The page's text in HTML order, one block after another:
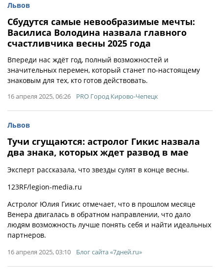
Львов
Сбудутся самые невообразимые мечты:
Василиса Володина назвала главного
счастливчика весны 2025 года
Впереди нас ждёт год, полный возможностей и
значительных перемен, который станет по-настоящему
знаковым для тех, кто готов действовать.
16 апреля 2025, 06:26 PRO Город Кирово-Чепецк
Львов
Тучи сгущаются: астролог Гикис назвала
два знака, которых ждет развод в мае
Эксперт рассказала, что звезды сулят в конце весны.
123RF/legion-media.ru
Астролог Юлия Гикис отмечает, что в прошлом месяце
Венера двигалась в обратном направлении, что дало
людям возможность лучше понять себя и найти идеальных
партнеров.
16 апреля 2025, 03:10 Блог сайта «7дней.ru»